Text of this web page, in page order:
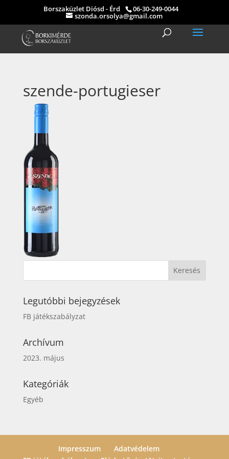
Borszaküzlet Diósd - Érd 06-30-249-0044
szonda.orsolya@gmail.com
szende-portugieser
Legutóbbi bejegyzések
FB játékszabályzat
Archívum
2023. május
Kategóriák
Egyéb
Impresszum
Adatvédelem